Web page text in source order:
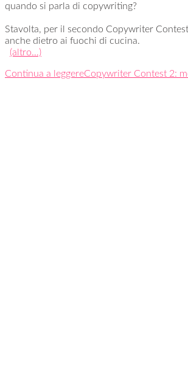
quando si parla di copywriting?
Stavolta, per il secondo Copywriter
anche dietro ai fuochi di cucina.
(altro…)
Continua a leggereCopywriter Contest 2: